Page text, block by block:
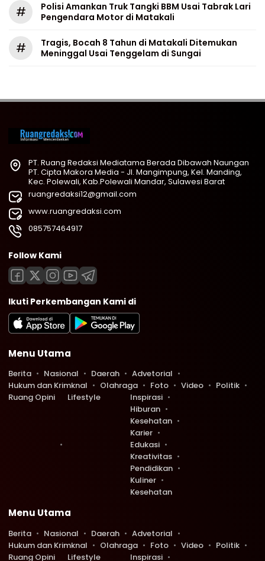
#
Polisi Amankan Truk Tangki BBM Usai Tabrak Lari
Pengendara Motor di Matakali
#
Tragis, Bocah 8 Tahun di Matakali Ditemukan
Meninggal Usai Tenggelam di Sungai
PT. Ruang Redaksi Mediatama Berada Dibawah Naungan
PT. Cipta Makora Media - Jl. Mangimpung, Kel. Manding,
Kec. Polewali, Kab.Polewali Mandar, Sulawesi Barat
ruangredaksi12@gmail.com
www.ruangredaksi.com
085757464917
Follow Kami
Ikuti Perkembangan Kami di
Menu Utama
Berita Nasional Daerah
Advetorial
Hukum dan Krimknal
Olahraga Foto Video
Politik
Ruang Opini
Lifestyle
Inspirasi
Hiburan
Kesehatan
Karier
Edukasi
Kreativitas
Pendidikan
Kuliner
Kesehatan
Menu Utama
Berita Nasional Daerah
Advetorial
Hukum dan Krimknal
Olahraga Foto Video
Politik
Ruang Opini
Lifestyle Inspirasi